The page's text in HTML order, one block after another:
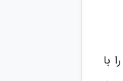
با